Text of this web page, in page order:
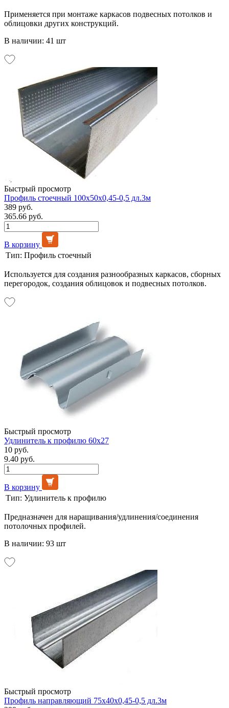
Применяется при монтаже каркасов подвесных потолков и
облицовки других конструкций.
В наличии: 41 шт
Быстрый просмотр
Профиль стоечный 100х50х0,45-0,5 дл.3м
389 руб.
365.66 руб.
В корзину
Тип: Профиль стоечный
Используется для создания разнообразных каркасов, сборных
перегородок, создания облицовок и подвесных потолков.
Быстрый просмотр
Удлинитель к профилю 60х27
10 руб.
9.40 руб.
В корзину
Тип: Удлинитель к профилю
Предназначен для наращивания/удлинения/соединения
потолочных профилей.
В наличии: 93 шт
Быстрый просмотр
Профиль направляющий 75х40х0,45-0,5 дл.3м